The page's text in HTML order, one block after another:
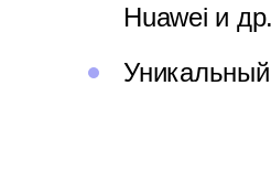
Huawei и